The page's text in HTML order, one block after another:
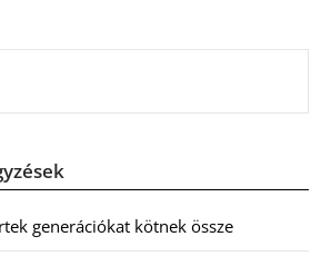
generációkat kötnek össze